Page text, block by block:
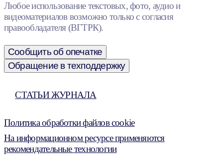
Любое использование текстовых, фото, аудио и
видеоматериалов возможно только с согласия
правообладателя (ВГТРК).
Сообщить об опечатке
Обращение в техподдержку
СТАТЬИ ЖУРНАЛА
Политика обработки файлов cookie
На информационном ресурсе применяются
рекомендательные технологии